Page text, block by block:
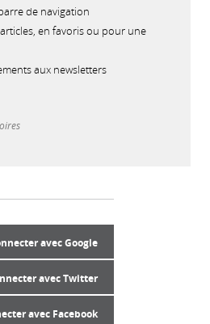
de navigation
en favoris ou pour une
aux newsletters
avec Google
avec Twitter
avec Facebook